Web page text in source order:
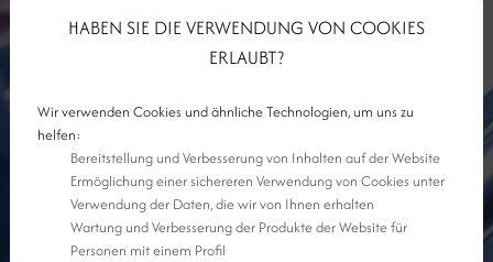
HABEN SIE DIE VERWENDUNG VON COOKIES
ERLAUBT?
Wir verwenden Cookies und ähnliche Technologien, um uns zu
helfen:
Bereitstellung und Verbesserung von Inhalten auf der Website
Ermöglichung einer sichereren Verwendung von Cookies unter
Verwendung der Daten, die wir von Ihnen erhalten
Wartung und Verbesserung der Produkte der Website für
Personen mit einem Profil